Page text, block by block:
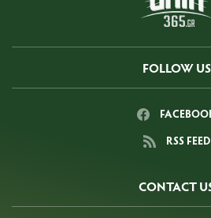
FOLLOW US
RSS FEED
CONTACT